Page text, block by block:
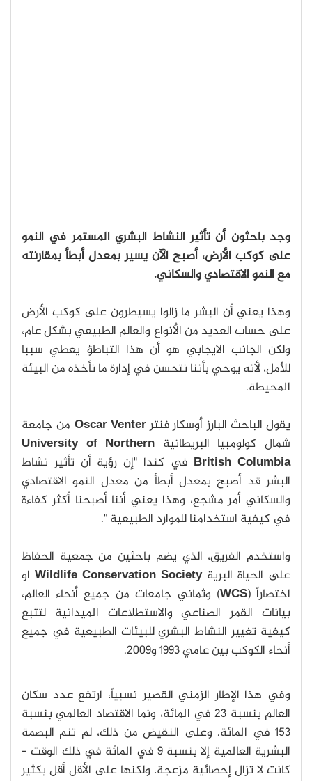
وجد باحثون أن تأثير النشاط البشري المستمر في النمو
على كوكب الأرض، أصبح الآن يسير بمعدل أبطأ بمقارنته
مع النمو الاقتصادي والسكاني.
وهذا يعني أن البشر ما زالوا يسيطرون على كوكب الأرض
على حساب العديد من الأنواع والعالم الطبيعي بشكل عام،
ولكن الجانب الايجابي هو أن هذا التباطؤ يعطي سببا
للأمل، لأنه يوحي بأننا نتحسن في إدارة ما نأخذه من البيئة
المحيطة.
يقول الباحث البارز أوسكار فنترOscar Venter من جامعة
شمال كولومبيا البريطانية University of Northern
British Columbia في كندا "إن رؤية أن تأثير نشاط
البشر قد أصبح بمعدل أبطأ من معدل النمو الاقتصادي
والسكاني أمر مشجع، وهذا يعني أننا أصبحنا أكثر كفاءة
في كيفية استخدامنا للموارد الطبيعية ".
واستخدم الفريق، الذي يضم باحثين من جمعية الحفاظ
على الحياة البريةWildlife Conservation Society او
اختصاراً (WCS) وثماني جامعات من جميع أنحاء العالم،
بيانات القمر الصناعي والاستطلاعات الميدانية لتتبع
كيفية تغيير النشاط البشري للبيئات الطبيعية في جميع
أنحاء الكوكب بين عامي 1993 و2009.
وفي هذا الإطار الزمني القصير نسبياً، ارتفع عدد سكان
العالم بنسبة 23 في المائة، ونما الاقتصاد العالمي بنسبة
153 في المائة. وعلى النقيض من ذلك، لم تنم البصمة
البشرية العالمية إلا بنسبة 9 في المائة في ذلك الوقت –
كانت لا تزال إحصائية مزعجة، ولكنها على الأقل أقل بكثير